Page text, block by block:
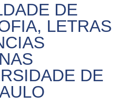
DE
LETRAS
DE